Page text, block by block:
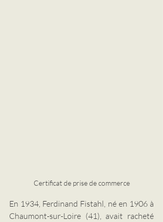
Certificat de prise de commerce
En 1934, Ferdinand Fistahl, né en 1906 à
Chaumont-sur-Loire (41), avait racheté